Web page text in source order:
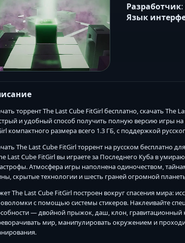
Разработчик
Язык
торрент The Last Cube FitGirl бесплатно, скачать
и удобный способ получить полную версию игры
компактного размера всего 1.3 ГБ, с поддержкой
The Last Cube FitGirl торрент на русском бесплатно
Last Cube FitGirl вы играете за Последнего Куба в
Атмосфера игры наполнена одиночеством,
скрытые технологии и шесть граней огромной
The Last Cube FitGirl построен вокруг спасения мира:
с помощью системы стикеров. Наклеивайте
— двойной прыжок, даш, клон, гравитационный
мир, манипулировать окружением и